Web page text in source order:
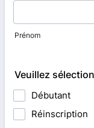
Prénom
Veuillez
Débutant
Réinscription